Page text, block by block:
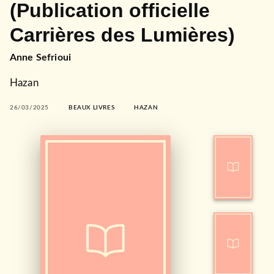
(Publication officielle
Carrières des Lumières)
Anne Sefrioui
Hazan
26/03/2025 BEAUX LIVRES HAZAN